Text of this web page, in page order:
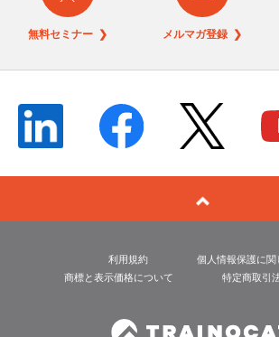
無料セミナー ❯ メルマガ登録 ❯
利用規約
個人情報保護に関
商標と表示価格について
特定商取引